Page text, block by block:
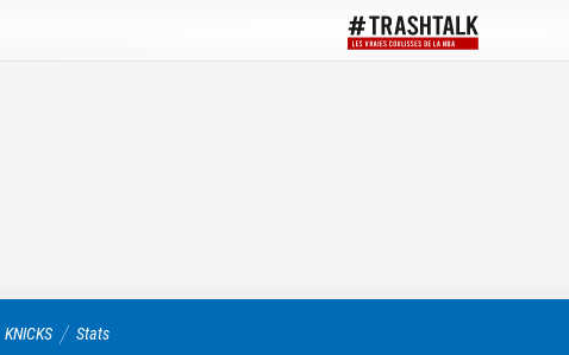
KNICKS Stats